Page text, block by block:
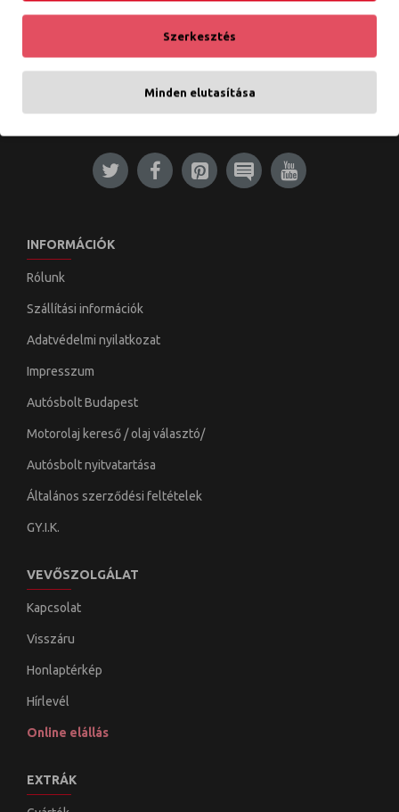
4 990 Ft
INFORMÁCIÓK
Rólunk
Szállítási információk
Adatvédelmi nyilatkozat
Impresszum
Autósbolt Budapest
Motorolaj kereső / olaj választó/
Autósbolt nyitvatartása
Általános szerződési feltételek
GY.I.K.
VEVŐSZOLGÁLAT
Kapcsolat
Visszáru
Honlaptérkép
Hírlevél
Online elállás
EXTRÁK
Szerkesztés
Minden elutasítása